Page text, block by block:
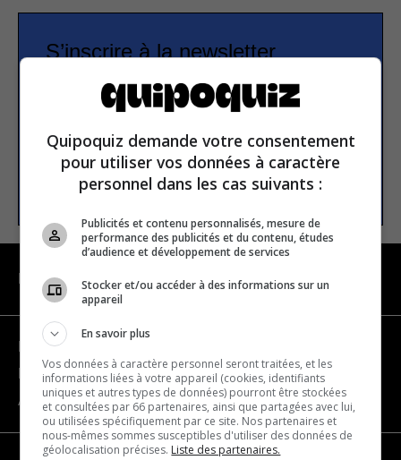
S’inscrire à la newsletter
E-mail
S’INSCRIRE
NAVIGATION
Devenir partenaire
Nous joindre
À propos
Quipoquiz demande votre consentement
pour utiliser vos données à caractère
personnel dans les cas suivants :
Publicités et contenu personnalisés, mesure de
performance des publicités et du contenu, études
d’audience et développement de services
Stocker et/ou accéder à des informations sur un
appareil
En savoir plus
Vos données à caractère personnel seront traitées, et les
informations liées à votre appareil (cookies, identifiants
uniques et autres types de données) pourront être stockées
et consultées par 66 partenaires, ainsi que partagées avec lui,
ou utilisées spécifiquement par ce site. Nos partenaires et
nous-mêmes sommes susceptibles d'utiliser des données de
géolocalisation précises. Liste des partenaires.